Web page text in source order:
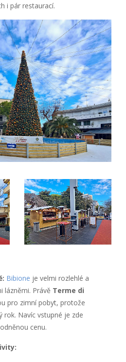
i pár restaurací.
Bibione je velmi rozlehlé a
lázněmi. Právě Terme di
pro zimní pobyt, protože
rok. Navíc vstupné je zde
cenu.